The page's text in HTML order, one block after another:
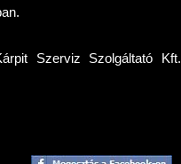
Szerviz Szolgáltató Kft.